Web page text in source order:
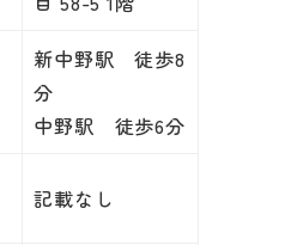
新中野駅 徒歩8
分
中野駅 徒歩6分
記載なし